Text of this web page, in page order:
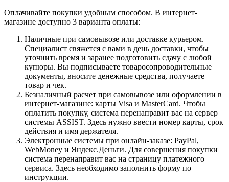
Оплачивайте покупки удобным способом. В интернет-
магазине доступно 3 варианта оплаты:
Наличные при самовывозе или доставке курьером.
Специалист свяжется с вами в день доставки, чтобы
уточнить время и заранее подготовить сдачу с любой
купюры. Вы подписываете товаросопроводительные
документы, вносите денежные средства, получаете
товар и чек.
Безналичный расчет при самовывозе или оформлении в
интернет-магазине: карты Visa и MasterCard. Чтобы
оплатить покупку, система перенаправит вас на сервер
системы ASSIST. Здесь нужно ввести номер карты, срок
действия и имя держателя.
Электронные системы при онлайн-заказе: PayPal,
WebMoney и Яндекс.Деньги. Для совершения покупки
система перенаправит вас на страницу платежного
сервиса. Здесь необходимо заполнить форму по
инструкции.